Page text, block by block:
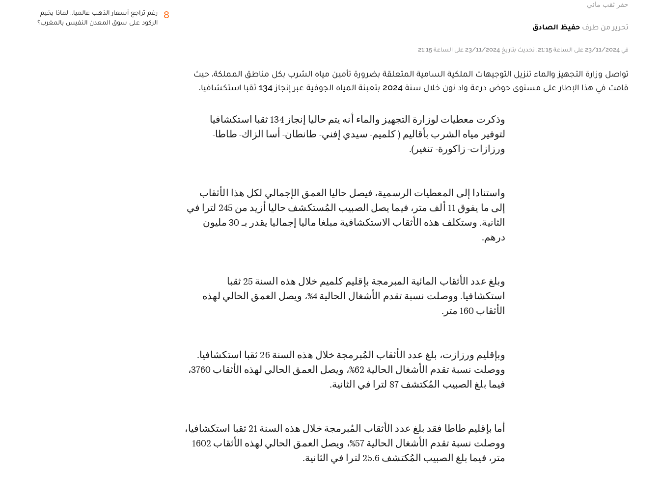
حفر ثقب مائي
تحرير من طرف حفيظ الصادق
في 23/11/2024 على الساعة 21:15, تحديث بتاريخ 23/11/2024 على الساعة 21:15
تواصل وزارة التجهيز والماء تنزيل التوجيهات الملكية السامية المتعلقة بضرورة تأمين مياه الشرب بكل مناطق المملكة، حيث
قامت في هذا الإطار على مستوى حوض درعة واد نون خلال سنة 2024 بتعبئة المياه الجوفية عبر إنجاز 134 ثقبا استكشافيا.
وذكرت معطيات لوزارة التجهيز والماء أنه يتم حاليا إنجاز 134 ثقبا استكشافيا
لتوفير مياه الشرب بأقاليم ( كلميم- سيدي إفني- طانطان- أسا الزاك- طاطا-
ورزازات- زاكورة- تنغير).
واستنادا إلى المعطيات الرسمية، فيصل حاليا العمق الإجمالي لكل هذا الأثقاب
إلى ما يفوق 11 ألف متر، فيما يصل الصبيب المُستكشف حاليا أزيد من 245 لترا في
الثانية. وستكلف هذه الأثقاب الاستكشافية مبلغا ماليا إجماليا يقدر بـ 30 مليون
درهم.
وبلغ عدد الأثقاب المائية المبرمجة بإقليم كلميم خلال هذه السنة 25 ثقبا
استكشافيا. ووصلت نسبة تقدم الأشغال الحالية 4%، ويصل العمق الحالي لهذه
الأثقاب 160 متر.
وبإقليم ورزازت، بلغ عدد الأثقاب المُبرمجة خلال هذه السنة 26 ثقبا استكشافيا.
ووصلت نسبة تقدم الأشغال الحالية 62%، ويصل العمق الحالي لهذه الأثقاب 3760،
فيما بلغ الصبيب المُكتشف 87 لترا في الثانية.
أما بإقليم طاطا فقد بلغ عدد الأثقاب المُبرمجة خلال هذه السنة 21 ثقبا استكشافيا،
ووصلت نسبة تقدم الأشغال الحالية 57%، ويصل العمق الحالي لهذه الأثقاب 1602
متر، فيما بلغ الصبيب المُكتشف 25.6 لترا في الثانية.
8
رغم تراجع أسعار الذهب عالميا.. لماذا يخيم
الركود على سوق المعدن النفيس بالمغرب؟